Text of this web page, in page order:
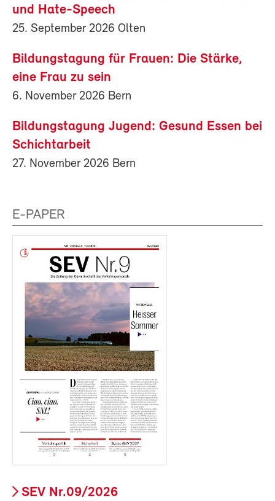
und Hate-Speech
25. September 2026 Olten
Bildungstagung für Frauen: Die Stärke,
eine Frau zu sein
6. November 2026 Bern
Bildungstagung Jugend: Gesund Essen bei
Schichtarbeit
27. November 2026 Bern
E-PAPER
SEV Nr.09/2026